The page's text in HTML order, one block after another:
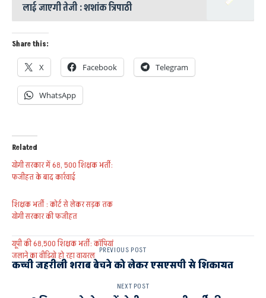
लाई जाएगी तेजी : शशांक त्रिपाठी
Share this:
X Facebook Telegram
WhatsApp
Related
योगी सरकार में 68, 500 शिक्षक भर्ती:
फजीहत के बाद कार्रवाई
शिक्षक भर्ती : कोर्ट से लेकर सड़क तक
योगी सरकार की फजीहत
यूपी की 68,500 शिक्षक भर्ती: काॅपियां
जलाने का वीडियो हो रहा वायरल PREVIOUS POST
कच्ची जहरीली शराब बेचने को लेकर एसएसपी से शिकायत
NEXT POST